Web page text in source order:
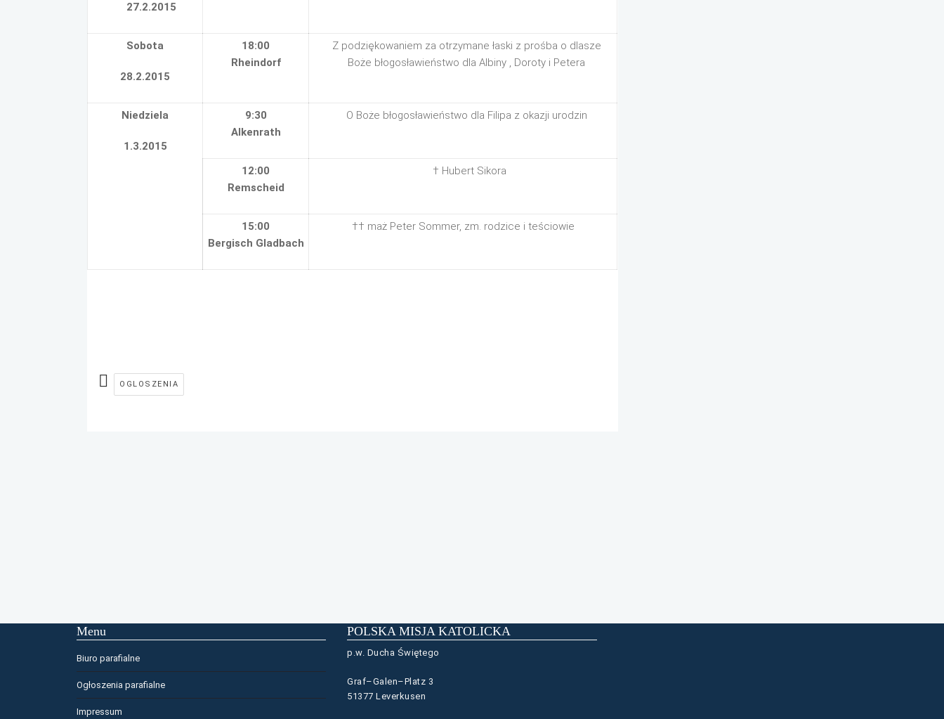
27.2.2015
Sobota
28.2.2015
18:00
Rheindorf
Z podziękowaniem za otrzymane łaski z prośba o dlasze
Boże błogosławieństwo dla Albiny , Doroty i Petera
Niedziela
1.3.2015
9:30
Alkenrath
O Boże błogosławieństwo dla Filipa z okazji urodzin
12:00
Remscheid
† Hubert Sikora
15:00
Bergisch Gladbach
†† maż Peter Sommer, zm. rodzice i teściowie
OGLOSZENIA
Menu
Biuro parafialne
Ogłoszenia parafialne
Impressum
POLSKA MISJA KATOLICKA
p.w. Ducha Świętego
Graf–Galen–Platz 3
51377 Leverkusen